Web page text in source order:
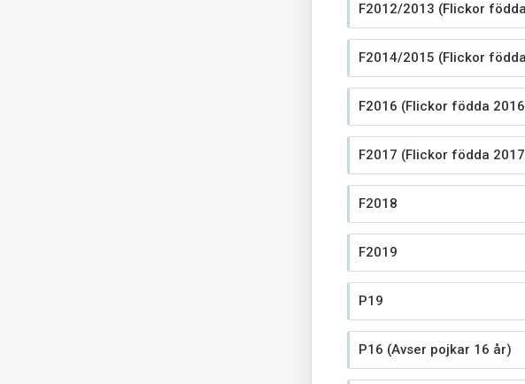
F2012/2013 (Flickor
F2014/2015 (Flickor
F2016 (Flickor födda
F2017 (Flickor födda
F2018
F2019
P19
P16 (Avser pojkar 16 år)